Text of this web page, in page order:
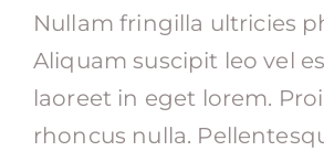
Nullam fringilla ultricies
Aliquam suscipit leo vel
laoreet in eget lorem.
rhoncus nulla.